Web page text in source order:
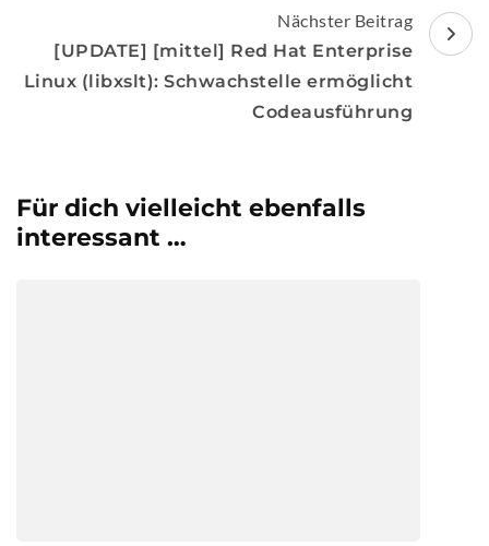
Nächster Beitrag
[UPDATE] [mittel] Red Hat Enterprise
Linux (libxslt): Schwachstelle ermöglicht
Codeausführung
Für dich vielleicht ebenfalls
interessant …